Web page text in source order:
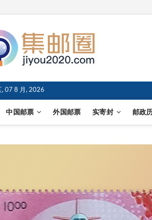
, 07 8 月, 2026
中国邮票 外国邮票 实寄封 邮政